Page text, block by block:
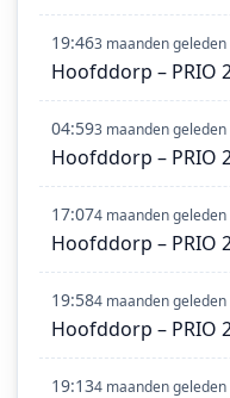
19:463 maanden geleden
Hoofddorp – PRIO
04:593 maanden geleden
Hoofddorp – PRIO
17:074 maanden geleden
Hoofddorp – PRIO
19:584 maanden geleden
Hoofddorp – PRIO
19:134 maanden geleden